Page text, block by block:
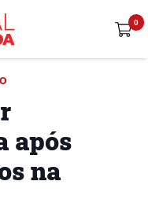
após
na